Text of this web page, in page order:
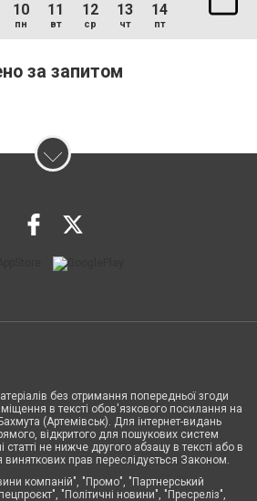
10
пн
11
вт
12
ср
13
чт
14
пт
за запитом
без отримання попередньої згоди
в тексті обов'язкового посилання на
(Артемівськ). Для інтернет-видань
відкритого для пошукових систем
статті не нижче другого абзацу в тексті або в
прав переслідується Законом.
компаній", "Промо", "Партнерський
"Політичні новини", "Пресреліз",